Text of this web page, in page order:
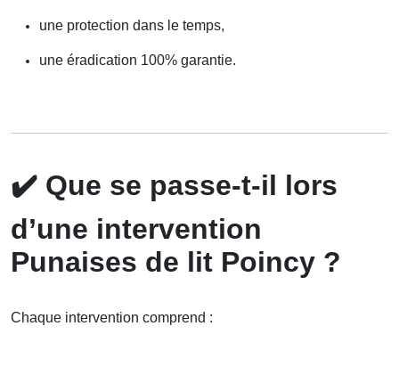
une protection dans le temps,
une éradication 100% garantie.
✔️ Que se passe-t-il lors
d’une intervention
Punaises de lit Poincy ?
Chaque intervention comprend :